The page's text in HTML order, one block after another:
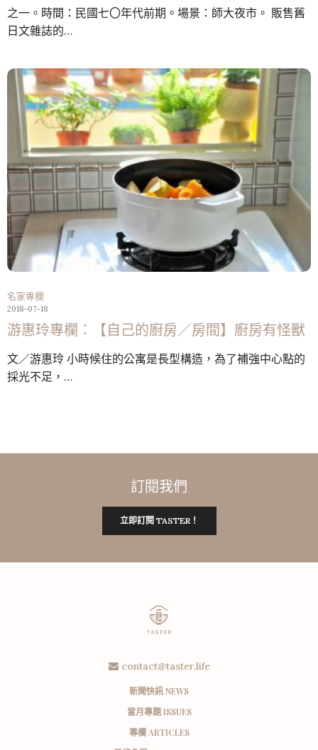
之一。時間：民國七〇年代前期。場景：師大夜市。 販售舊
日文雜誌的…
名家專欄
2018-07-18
游惠玲專欄：【自己的廚房／房間】廚房有怪獸
文／游惠玲 小時候住的公寓是長型構造，為了補強中心點的
採光不足，…
訂閱我們
立即訂閱 TASTER！
contact@taster.life
新聞快訊 NEWS
當月專題 ISSUES
專欄 ARTICLES